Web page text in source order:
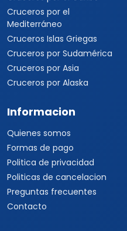
Cruceros por el
Mediterráneo
Cruceros Islas Griegas
Cruceros por Sudamérica
Cruceros por Asia
Cruceros por Alaska
Informacion
Quienes somos
Formas de pago
Politica de privacidad
Politicas de cancelacion
Preguntas frecuentes
Contacto